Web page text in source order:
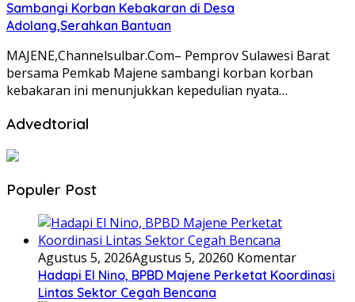
Sambangi Korban Kebakaran di Desa
Adolang,Serahkan Bantuan
MAJENE,Channelsulbar.Com– Pemprov Sulawesi Barat
bersama Pemkab Majene sambangi korban korban
kebakaran ini menunjukkan kepedulian nyata…
Advedtorial
Populer Post
Agustus 5, 2026Agustus 5, 20260 Komentar
Hadapi El Nino, BPBD Majene Perketat Koordinasi
Lintas Sektor Cegah Bencana